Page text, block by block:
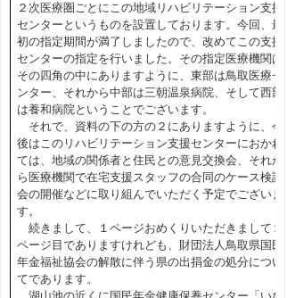
２次医療圏ごとにこの地域リハビリテーション支援
センターというものを設置しております。今回、最
初の指定期間が満了しましたので、改めてこの支援
センターの指定を行いました。その指定医療機関は
その四角の中にありますように、東部は鳥取医療セ
ンター、それから中部は三朝温泉病院、そして西部
は養和病院ということでございます。
それで、資料の下の方の２にありますように、今
後はこのリハビリテーション支援センターにおかれ
ては、地域の関係者と住民との意見交換会、それか
ら医療機関で在宅支援スタッフの合同のケース検討
会の開催などに取り組んでいただく予定でございま
す。
続きまして、１ページおめくりいただきまして２
ページ目でありますけれども、財団法人鳥取県国民
年金福祉協会の解散に伴う県の出捐金の処分につい
てであります。